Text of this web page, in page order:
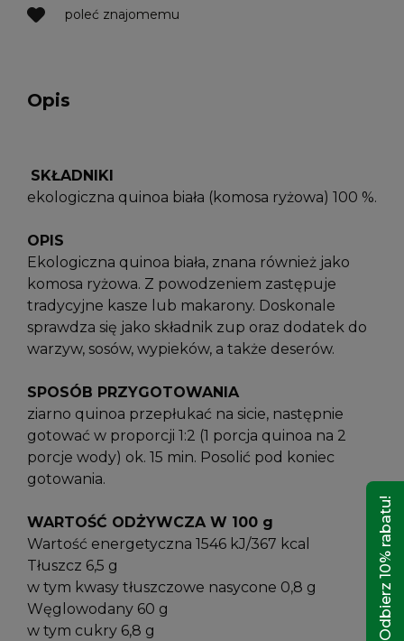
poleć znajomemu
Opis
SKŁADNIKI
ekologiczna quinoa biała (komosa ryżowa) 100 %.
OPIS
Ekologiczna quinoa biała, znana również jako
komosa ryżowa. Z powodzeniem zastępuje
tradycyjne kasze lub makarony. Doskonale
sprawdza się jako składnik zup oraz dodatek do
warzyw, sosów, wypieków, a także deserów.
SPOSÓB PRZYGOTOWANIA
ziarno quinoa przepłukać na sicie, następnie
gotować w proporcji 1:2 (1 porcja quinoa na 2
porcje wody) ok. 15 min. Posolić pod koniec
gotowania.
WARTOŚĆ ODŻYWCZA W 100 g
Wartość energetyczna 1546 kJ/367 kcal
Tłuszcz 6,5 g
w tym kwasy tłuszczowe nasycone 0,8 g
Węglowodany 60 g
w tym cukry 6,8 g
Odbierz 10% rabatu!